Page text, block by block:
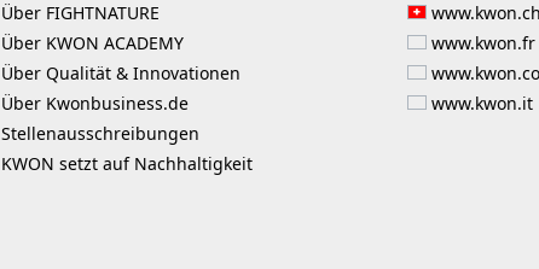
Über FIGHTNATURE
Über KWON ACADEMY
Über Qualität & Innovationen
Über Kwonbusiness.de
Stellenausschreibungen
KWON setzt auf Nachhaltigkeit
www.kwon.ch
www.kwon.fr
www.kwon.it